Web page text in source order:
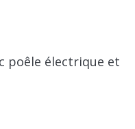
poêle électrique et